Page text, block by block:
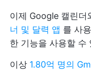
이제 Google 캘린더
너 및 달력 앱 를 사
한 기능을 사용할 수
이상 1.80억 명의